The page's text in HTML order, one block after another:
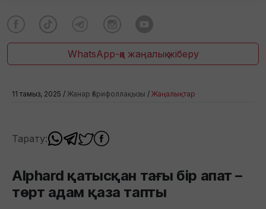
WhatsApp-қа жаңалық жіберу
11 тамыз, 2025 / Жанар Ғарифоллақызы / Жаңалықтар
Тарату:
Alphard қатысқан тағы бір апат –
төрт адам қаза тапты